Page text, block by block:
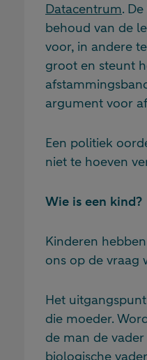
Datacentrum.
behoud van de
voor, in andere
groot en steunt
argument voor
Een politiek
niet te hoeven
Wie is een kind?
Kinderen
ons op de vraag
Het
die moeder.
de man de
biologische